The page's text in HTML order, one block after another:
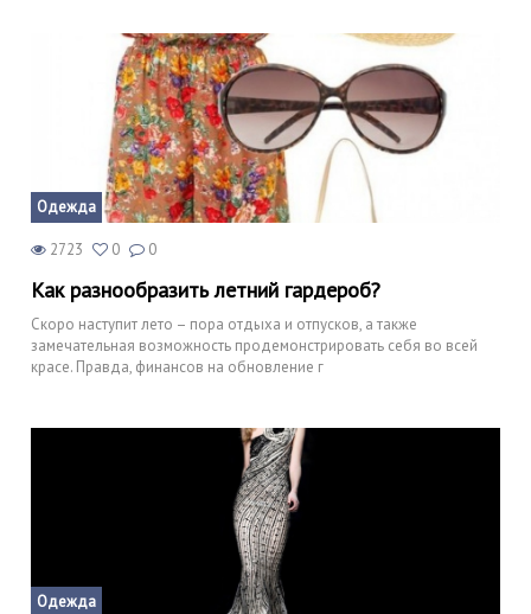
Одежда
2723 0 0
Как разнообразить летний гардероб?
Скоро наступит лето – пора отдыха и отпусков, а также
замечательная возможность продемонстрировать себя во всей
красе. Правда, финансов на обновление г
Одежда